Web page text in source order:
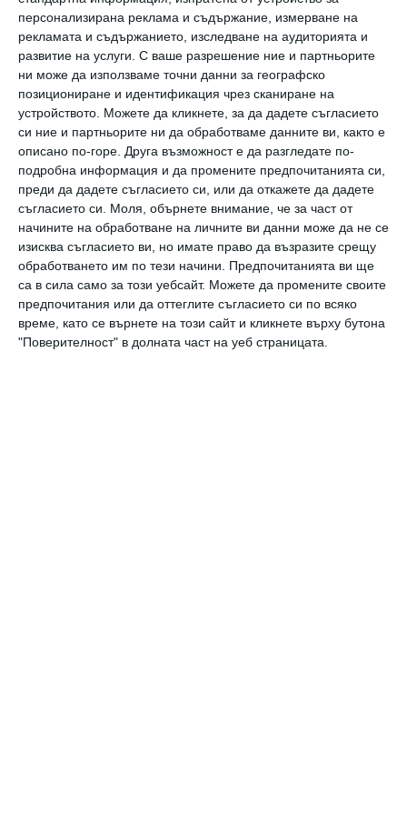
персонализирана реклама и съдържание, измерване на
рекламата и съдържанието, изследване на аудиторията и
развитие на услуги. С ваше разрешение ние и партньорите
ни може да използваме точни данни за географско
позициониране и идентификация чрез сканиране на
устройството. Можете да кликнете, за да дадете съгласието
си ние и партньорите ни да обработваме данните ви, както е
описано по-горе. Друга възможност е да разгледате по-
подробна информация и да промените предпочитанията си,
преди да дадете съгласието си, или да откажете да дадете
съгласието си.
Моля, обърнете внимание, че за част от
начините на обработване на личните ви данни може да не се
изисква съгласието ви, но имате право да възразите срещу
обработването им по тези начини. Предпочитанията ви ще
са в сила само за този уебсайт. Можете да промените своите
предпочитания или да оттеглите съгласието си по всяко
време, като се върнете на този сайт и кликнете върху бутона
"Поверителност" в долната част на уеб страницата.
защото все още нямаме пълна представа как
точно ще изглежда той. Проблемът е, че
дори след като тези препятствия бъдат
преодолени, на тяхно място се появяват
нови. Винаги ще има причина да не правите
нещо и никога няма да има перфектен
момент, в който звездите да се наредят
във ваша полза.
2. Вложените усилия не винаги носят
желаните резултати
Филмите често представят идеята, че ако